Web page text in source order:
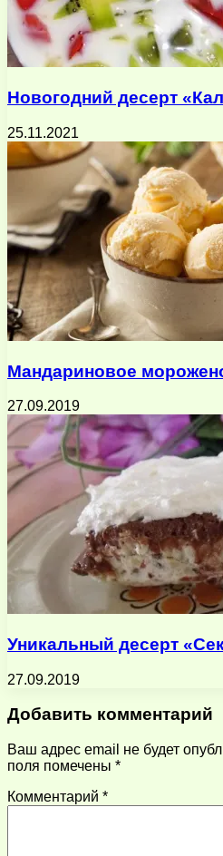
Новогодний десерт
25.11.2021
Мандариновое
27.09.2019
Уникальный десерт
27.09.2019
Добавить комментарий
Ваш адрес email не будет
поля помечены *
Комментарий *